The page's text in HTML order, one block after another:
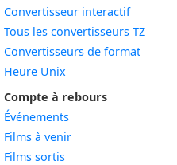
Convertisseur interactif
Tous les convertisseurs TZ
Convertisseurs de format
Heure Unix
Compte à rebours
Événements
Films à venir
Films sortis